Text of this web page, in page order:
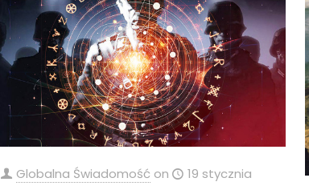
Globalna Świadomość on
19 stycznia